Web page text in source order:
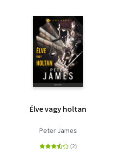
Élve vagy holtan
Peter James